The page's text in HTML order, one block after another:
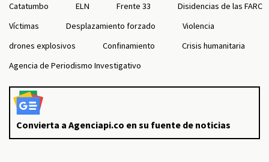
Catatumbo ELN Frente 33
Disidencias de las FARC
Víctimas
Desplazamiento forzado
Violencia
drones explosivos
Confinamiento
Crisis humanitaria
Agencia de Periodismo Investigativo
Convierta a Agenciapi.co en su fuente de noticias